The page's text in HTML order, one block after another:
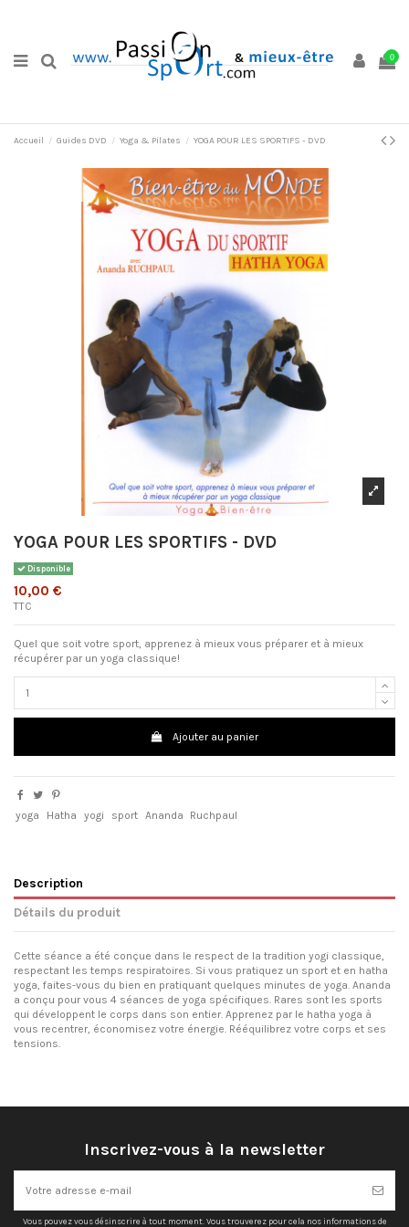
0
Accueil Guides DVD Yoga & Pilates YOGA POUR LES SPORTIFS - DVD
YOGA POUR LES SPORTIFS - DVD
Disponible
10,00 €
TTC
Quel que soit votre sport, apprenez à mieux vous préparer et à mieux
récupérer par un yoga classique!
Ajouter au panier
yoga Hatha yogi sport Ananda Ruchpaul
Description
Détails du produit
Cette séance a été conçue dans le respect de la tradition yogi classique,
respectant les temps respiratoires. Si vous pratiquez un sport et en hatha
yoga, faites-vous du bien en pratiquant quelques minutes de yoga. Ananda
a conçu pour vous 4 séances de yoga spécifiques. Rares sont les sports
qui développent le corps dans son entier. Apprenez par le hatha yoga à
vous recentrer, économisez votre énergie. Rééquilibrez votre corps et ses
tensions.
Inscrivez-vous à la newsletter
Vous pouvez vous désinscrire à tout moment. Vous trouverez pour cela nos informations de